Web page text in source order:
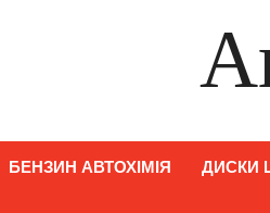
БЕНЗИН АВТОХІМІЯ ДИСКИ